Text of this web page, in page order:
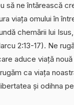
să ne întărească
viața omului în
chemării lui
2:13-17). Ne
aduce viață
ca viața
și odihna